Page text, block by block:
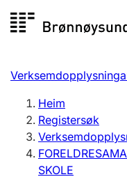
Registersøk
Aksjeselskap
Registrere, endre,
Heim
Registersøk
SKOLE